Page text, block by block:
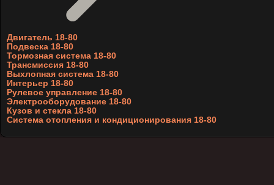
Двигатель 18-80
Подвеска 18-80
Тормозная система 18-80
Трансмиссия 18-80
Выхлопная система 18-80
Интерьер 18-80
Рулевое управление 18-80
Электрооборудование 18-80
Кузов и стекла 18-80
Система отопления и кондиционирования 18-80